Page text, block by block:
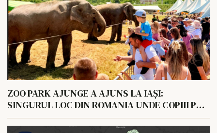
ZOO PARK AJUNGE A AJUNS LA IAȘI:
SINGURUL LOC DIN ROMANIA UNDE COPIII POT
HRANI UN ELEFANT